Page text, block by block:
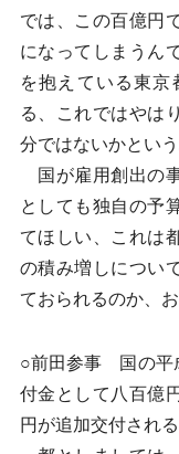
では、この百億円
になってしまうん
を抱えている東
る、これではやは
分ではないかとい
国が雇用創出の
としても独自の予
てほしい、これは
の積み増しについ
ておられるのか、
○前田参事 国の平
付金として八百億
円が追加交付され